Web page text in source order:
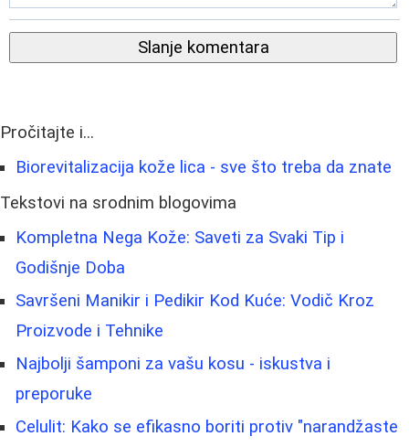
Slanje komentara
Pročitajte i...
Biorevitalizacija kože lica - sve što treba da znate
Tekstovi na srodnim blogovima
Kompletna Nega Kože: Saveti za Svaki Tip i
Godišnje Doba
Savršeni Manikir i Pedikir Kod Kuće: Vodič Kroz
Proizvode i Tehnike
Najbolji šamponi za vašu kosu - iskustva i
preporuke
Celulit: Kako se efikasno boriti protiv "narandžaste